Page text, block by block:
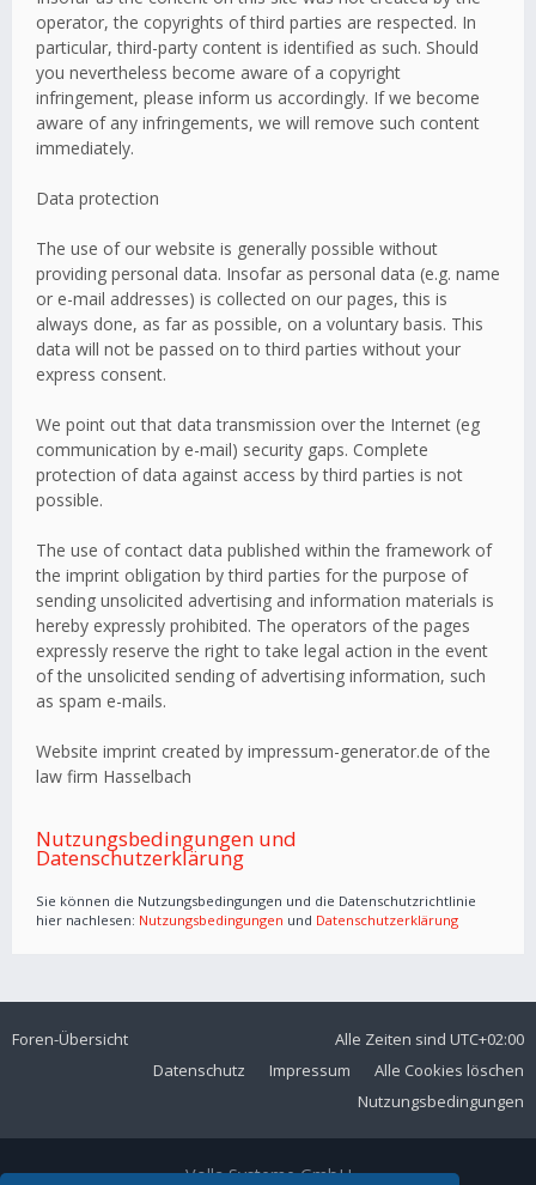
operator, the copyrights of third parties are respected. In
particular, third-party content is identified as such. Should
you nevertheless become aware of a copyright
infringement, please inform us accordingly. If we become
aware of any infringements, we will remove such content
immediately.
Data protection
The use of our website is generally possible without
providing personal data. Insofar as personal data (e.g. name
or e-mail addresses) is collected on our pages, this is
always done, as far as possible, on a voluntary basis. This
data will not be passed on to third parties without your
express consent.
We point out that data transmission over the Internet (eg
communication by e-mail) security gaps. Complete
protection of data against access by third parties is not
possible.
The use of contact data published within the framework of
the imprint obligation by third parties for the purpose of
sending unsolicited advertising and information materials is
hereby expressly prohibited. The operators of the pages
expressly reserve the right to take legal action in the event
of the unsolicited sending of advertising information, such
as spam e-mails.
Website imprint created by impressum-generator.de of the
law firm Hasselbach
Nutzungsbedingungen und
Datenschutzerklärung
Sie können die Nutzungsbedingungen und die Datenschutzrichtlinie
hier nachlesen: Nutzungsbedingungen und Datenschutzerklärung
Foren-Übersicht Alle Zeiten sind UTC+02:00
Alle Cookies löschen
Impressum
Datenschutz
Nutzungsbedingungen
Volla Systeme GmbH